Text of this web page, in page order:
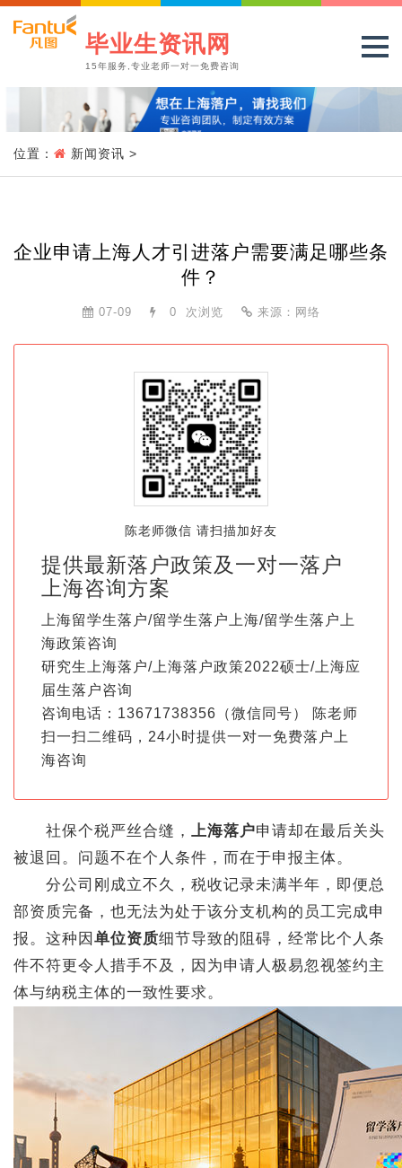
毕业生资讯网
15年服务,专业老师一对一免费咨询
位置： 新闻资讯 >
企业申请上海人才引进落户需要满足哪些条
件？
07-09 0 次浏览 来源：网络
陈老师微信 请扫描加好友
提供最新落户政策及一对一落户
上海咨询方案
上海留学生落户/留学生落户上海/留学生落户上
海政策咨询
研究生上海落户/上海落户政策2022硕士/上海应
届生落户咨询
咨询电话：13671738356（微信同号） 陈老师
扫一扫二维码，24小时提供一对一免费落户上
海咨询
社保个税严丝合缝， 上海落户申请却在最后关头
被退回。问题不在个人条件，而在于申报主体。
分公司刚成立不久，税收记录未满半年，即便总
部资质完备，也无法为处于该分支机构的员工完成申
报。这种因 单位资质细节导致的阻碍，经常比个人条
件不符更令人措手不及，因为申请人极易忽视签约主
体与纳税主体的一致性要求。